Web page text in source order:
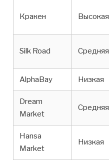
Кракен Высокая
Silk Road Средняя
AlphaBay Низкая
Dream
Market
Средняя
Hansa
Market
Низкая